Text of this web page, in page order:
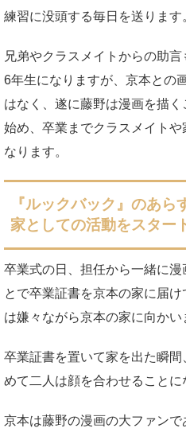
練習に没頭する毎日を送ります
兄弟やクラスメイトからの助
6年生になりますが、京本との
はなく、遂に藤野は漫画を描
始め、卒業までクラスメイト
なります。
『ルックバック』のあ
家としての活動をスター
卒業式の日、担任から一緒に
とで卒業証書を京本の家に届
は嫌々ながら京本の家に向かい
卒業証書を置いて家を出た瞬
めて二人は顔を合わせることに
京本は藤野の漫画の大ファン